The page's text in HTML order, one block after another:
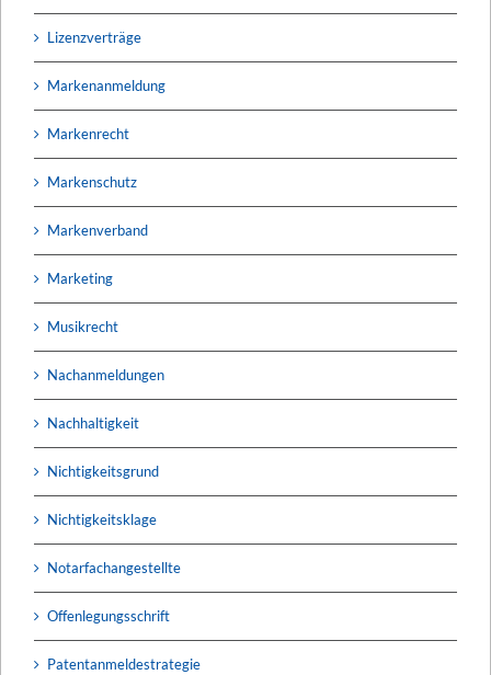
Lizenzverträge
Markenanmeldung
Markenrecht
Markenschutz
Markenverband
Marketing
Musikrecht
Nachanmeldungen
Nachhaltigkeit
Nichtigkeitsgrund
Nichtigkeitsklage
Notarfachangestellte
Offenlegungsschrift
Patentanmeldestrategie